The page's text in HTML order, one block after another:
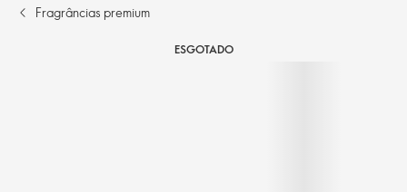
Fragrâncias premium
ESGOTADO